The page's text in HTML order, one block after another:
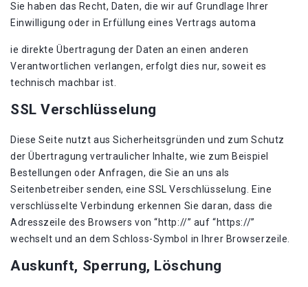
Sie haben das Recht, Daten, die wir auf Grundlage Ihrer
Einwilligung oder in Erfüllung eines Vertrags automa
ie direkte Übertragung der Daten an einen anderen
Verantwortlichen verlangen, erfolgt dies nur, soweit es
technisch machbar ist.
SSL Verschlüsselung
Diese Seite nutzt aus Sicherheitsgründen und zum Schutz
der Übertragung vertraulicher Inhalte, wie zum Beispiel
Bestellungen oder Anfragen, die Sie an uns als
Seitenbetreiber senden, eine SSL Verschlüsselung. Eine
verschlüsselte Verbindung erkennen Sie daran, dass die
Adresszeile des Browsers von “http://” auf “https://”
wechselt und an dem Schloss-Symbol in Ihrer Browserzeile.
Auskunft, Sperrung, Löschung